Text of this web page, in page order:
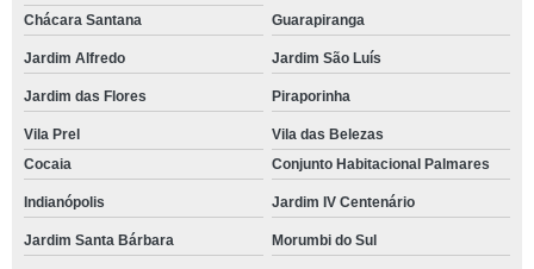
Chácara Santana
Guarapiranga
Jardim Alfredo Jardim São Luís
Jardim das Flores Piraporinha
Vila Prel
Vila das Belezas
Cocaia
Conjunto Habitacional Palmares
Indianópolis Jardim IV Centenário
Jardim Santa Bárbara Morumbi do Sul